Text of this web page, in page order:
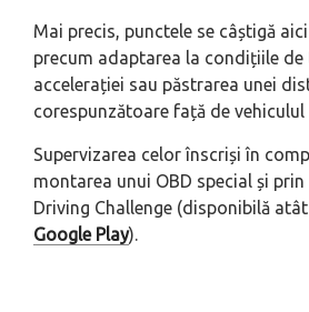
Mai precis, punctele se câștigă
precum adaptarea la condițiile
accelerației sau păstrarea unei
corespunzătoare față de
Supervizarea celor înscriși în
montarea unui OBD special și
Driving Challenge (disponibilă
Google Play).